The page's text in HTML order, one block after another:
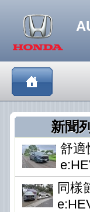
新聞
舒適
同樣